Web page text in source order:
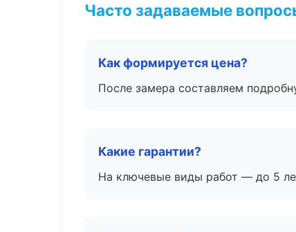
Часто задаваемые
Как формируется цена?
После замера составляем
Какие гарантии?
На ключевые виды работ — до 5